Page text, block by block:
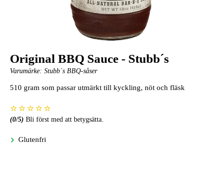
Original BBQ Sauce - Stubb´s
Varumärke: Stubb´s BBQ-såser
510 gram som passar utmärkt till kyckling, nöt och fläsk
(0/5) Bli först med att betygsätta.
Glutenfri